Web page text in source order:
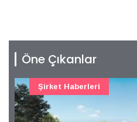
Öne Çıkanlar
Şirket Haberleri